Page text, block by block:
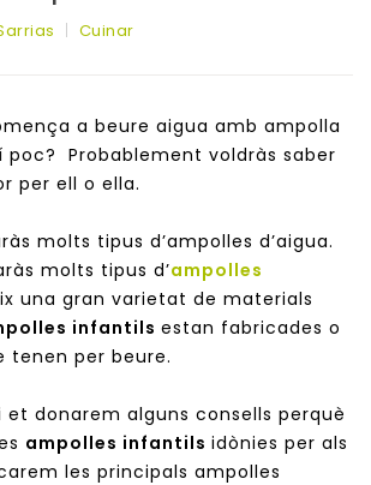
Cuinar
a beure aigua amb ampolla
poc? Probablement voldràs saber
per ell o ella.
molts tipus d’ampolles d’aigua.
molts tipus d’ampolles
una gran varietat de materials
infantils estan fabricades o
tenen per beure.
et donarem alguns consells perquè
ampolles infantils idònies per als
les principals ampolles